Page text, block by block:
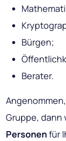
Bürgen;
Berater.
Gruppe, dann
Personenfür